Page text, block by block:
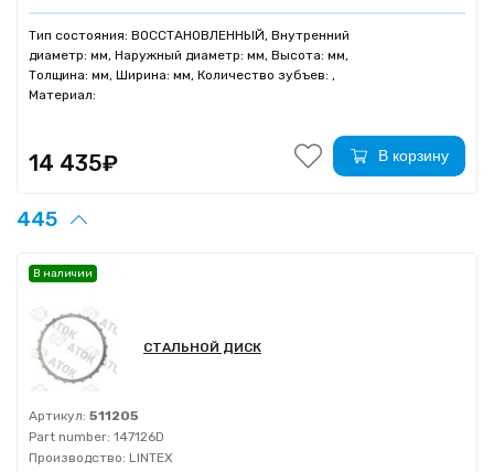
Тип состояния: ВОССТАНОВЛЕННЫЙ, Внутренний
диаметр: мм, Наружный диаметр: мм, Высота: мм,
Толщина: мм, Ширина: мм, Количество зубъев: ,
Материал:
14 435₽ В корзину
445
СТАЛЬНОЙ ДИСК
Артикул: 511205
Part number: 147126D
Производство: LINTEX
В наличии